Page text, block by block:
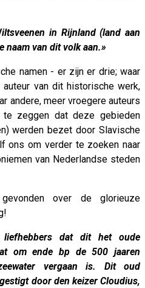
in Rijnland (land aan
naam van dit volk aan.»
namen - er zijn er drie; waar
van dit historische werk,
andere, meer vroegere auteurs
zeggen dat deze gebieden
werden bezet door Slavische
ons om verder te zoeken naar
van Nederlandse steden
over de glorieuze
liefhebbers dat dit het oude
om ende bp de 500 jaaren
vergaan is. Dit oud
door den keizer Cloudius,